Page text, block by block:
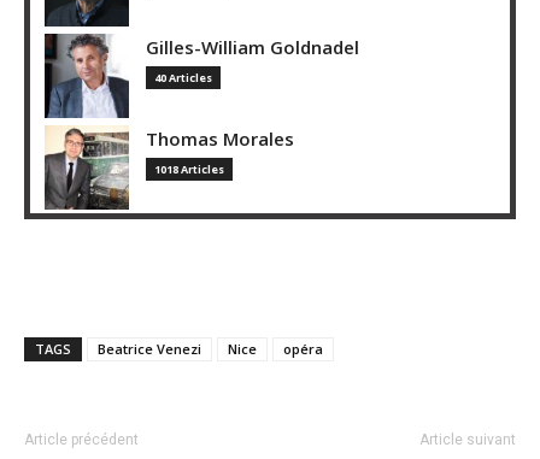
Gilles-William Goldnadel
40 Articles
Thomas Morales
1018 Articles
TAGS Beatrice Venezi Nice opéra
Article précédent Article suivant